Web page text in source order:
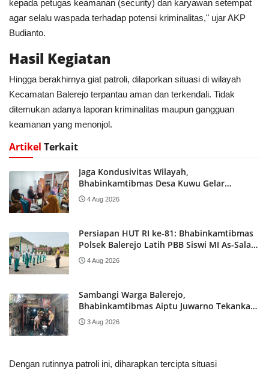
kepada petugas keamanan (security) dan karyawan setempat
agar selalu waspada terhadap potensi kriminalitas," ujar AKP
Budianto.
Hasil Kegiatan
​Hingga berakhirnya giat patroli, dilaporkan situasi di wilayah
Kecamatan Balerejo terpantau aman dan terkendali. Tidak
ditemukan adanya laporan kriminalitas maupun gangguan
keamanan yang menonjol.
Artikel Terkait
Jaga Kondusivitas Wilayah,
Bhabinkamtibmas Desa Kuwu Gelar
Sambang Perangkat Desa dan Patroli
4 Aug 2026
Persiapan HUT RI ke-81: Bhabinkamtibmas
Polsek Balerejo Latih PBB Siswi MI As-Salam
Kebonagung
4 Aug 2026
Sambangi Warga Balerejo,
Bhabinkamtibmas Aiptu Juwarno Tekankan
Siskamling hingga Imbau Waspada
Kebakaran Lahan
3 Aug 2026
​Dengan rutinnya patroli ini, diharapkan tercipta situasi